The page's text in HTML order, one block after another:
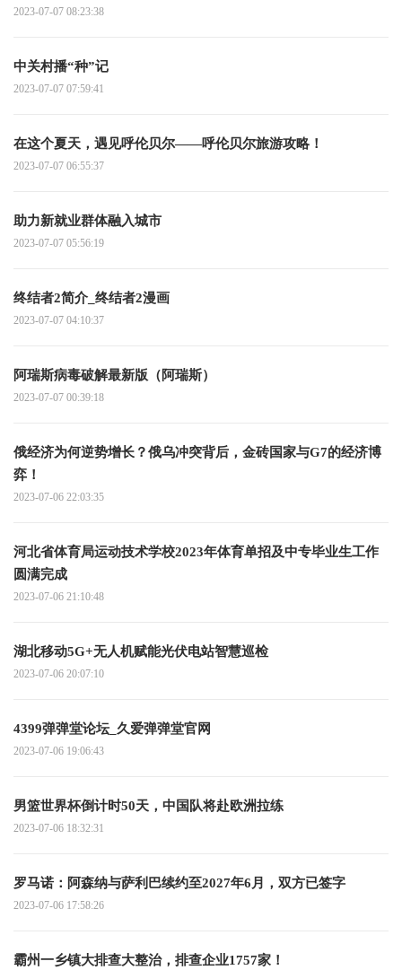
2023-07-07 08:23:38
中关村播“种”记
2023-07-07 07:59:41
在这个夏天，遇见呼伦贝尔——呼伦贝尔旅游攻略！
2023-07-07 06:55:37
助力新就业群体融入城市
2023-07-07 05:56:19
终结者2简介_终结者2漫画
2023-07-07 04:10:37
阿瑞斯病毒破解最新版（阿瑞斯）
2023-07-07 00:39:18
俄经济为何逆势增长？俄乌冲突背后，金砖国家与G7的经济博
弈！
2023-07-06 22:03:35
河北省体育局运动技术学校2023年体育单招及中专毕业生工作
圆满完成
2023-07-06 21:10:48
湖北移动5G+无人机赋能光伏电站智慧巡检
2023-07-06 20:07:10
4399弹弹堂论坛_久爱弹弹堂官网
2023-07-06 19:06:43
男篮世界杯倒计时50天，中国队将赴欧洲拉练
2023-07-06 18:32:31
罗马诺：阿森纳与萨利巴续约至2027年6月，双方已签字
2023-07-06 17:58:26
霸州一乡镇大排查大整治，排查企业1757家！